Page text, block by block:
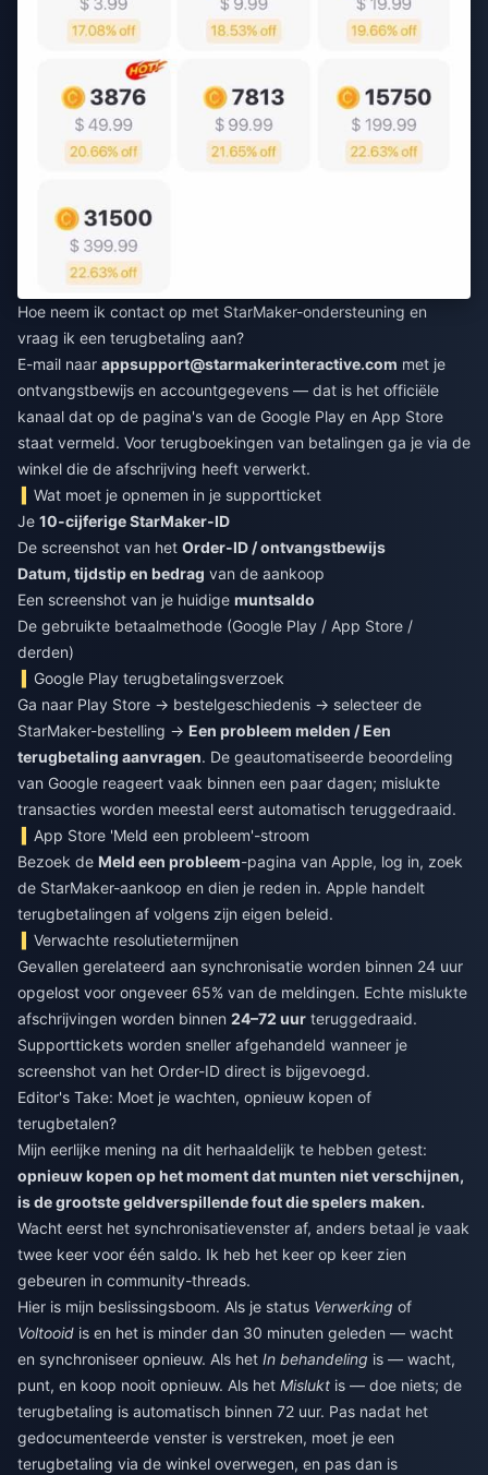
Hoe neem ik contact op met StarMaker-ondersteuning en
vraag ik een terugbetaling aan?
E-mail naar appsupport@starmakerinteractive.com met je
ontvangstbewijs en accountgegevens — dat is het officiële
kanaal dat op de pagina's van de Google Play en App Store
staat vermeld. Voor terugboekingen van betalingen ga je via de
winkel die de afschrijving heeft verwerkt.
Wat moet je opnemen in je supportticket
Je 10-cijferige StarMaker-ID
De screenshot van het Order-ID / ontvangstbewijs
Datum, tijdstip en bedrag van de aankoop
Een screenshot van je huidige muntsaldo
De gebruikte betaalmethode (Google Play / App Store /
derden)
Google Play terugbetalingsverzoek
Ga naar Play Store → bestelgeschiedenis → selecteer de
StarMaker-bestelling → Een probleem melden / Een
terugbetaling aanvragen. De geautomatiseerde beoordeling
van Google reageert vaak binnen een paar dagen; mislukte
transacties worden meestal eerst automatisch teruggedraaid.
App Store 'Meld een probleem'-stroom
Bezoek de Meld een probleem-pagina van Apple, log in, zoek
de StarMaker-aankoop en dien je reden in. Apple handelt
terugbetalingen af volgens zijn eigen beleid.
Verwachte resolutietermijnen
Gevallen gerelateerd aan synchronisatie worden binnen 24 uur
opgelost voor ongeveer 65% van de meldingen. Echte mislukte
afschrijvingen worden binnen 24–72 uur teruggedraaid.
Supporttickets worden sneller afgehandeld wanneer je
screenshot van het Order-ID direct is bijgevoegd.
Editor's Take: Moet je wachten, opnieuw kopen of
terugbetalen?
Mijn eerlijke mening na dit herhaaldelijk te hebben getest:
opnieuw kopen op het moment dat munten niet verschijnen,
is de grootste geldverspillende fout die spelers maken.
Wacht eerst het synchronisatievenster af, anders betaal je vaak
twee keer voor één saldo. Ik heb het keer op keer zien
gebeuren in community-threads.
Hier is mijn beslissingsboom. Als je status Verwerking of
Voltooid is en het is minder dan 30 minuten geleden — wacht
en synchroniseer opnieuw. Als het In behandeling is — wacht,
punt, en koop nooit opnieuw. Als het Mislukt is — doe niets; de
terugbetaling is automatisch binnen 72 uur. Pas nadat het
gedocumenteerde venster is verstreken, moet je een
terugbetaling via de winkel overwegen, en pas dan is